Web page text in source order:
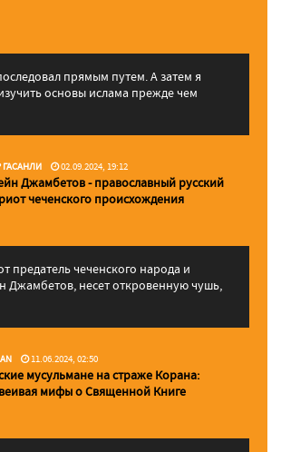
прямым путем. А затем я
основы ислама прежде чем
ГАСАНЛИ 02.09.2024, 19:12
Джамбетов - православный русский
чеченского происхождения
предатель чеченского народа и
Джамбетов, несет откровенную чушь,
11.06.2024, 02:50
мусульмане на страже Корана:
мифы о Священной Книге